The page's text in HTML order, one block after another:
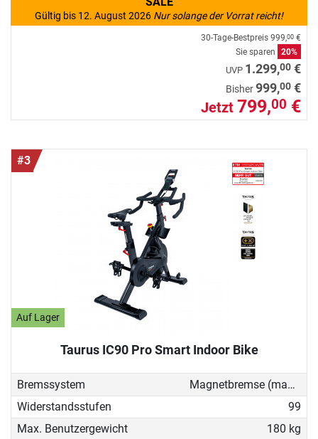
Gültig bis 12. August 2026 Nur solange der Vorrat reicht!
30-Tage-Bestpreis 999,00 €
Sie sparen
20%
UVP 1.299,00 €
Bisher999,00 €
Jetzt 799,00 €
#3
Auf Lager
Taurus IC90 Pro Smart Indoor Bike
Bremssystem
Magnetbremse (manuell)
Widerstandsstufen
99
Max. Benutzergewicht
180 kg